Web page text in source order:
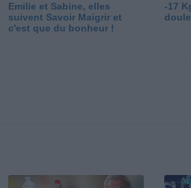
Emilie et Sabine, elles
suivent Savoir Maigrir et
c'est que du bonheur !
-17